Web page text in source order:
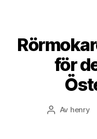
för
Av henry